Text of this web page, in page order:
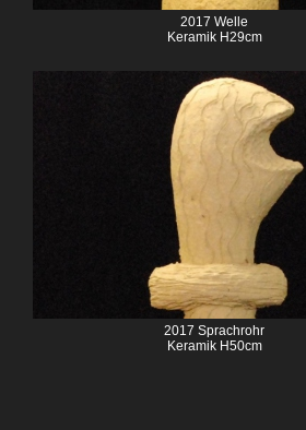
2017 Welle
Keramik H29cm
2017 Sprachrohr
Keramik H50cm